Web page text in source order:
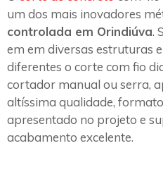
um dos mais inovadores
controlada em Orindiúva.
em em diversas estruturas
diferentes o corte com fio
cortador manual ou serra,
altíssima qualidade,
apresentado no projeto e
acabamento excelente.